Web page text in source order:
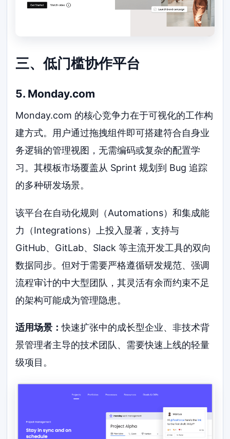
三、低门槛协作平台
5. Monday.com
Monday.com 的核心竞争力在于可视化的工作构
建方式。用户通过拖拽组件即可搭建符合自身业
务逻辑的管理视图，无需编码或复杂的配置学
习。其模板市场覆盖从 Sprint 规划到 Bug 追踪
的多种研发场景。
该平台在自动化规则（Automations）和集成能
力（Integrations）上投入显著，支持与
GitHub、GitLab、Slack 等主流开发工具的双向
数据同步。但对于需要严格遵循研发规范、强调
流程审计的中大型团队，其灵活有余而约束不足
的架构可能成为管理隐患。
适用场景：快速扩张中的成长型企业、非技术背
景管理者主导的技术团队、需要快速上线的轻量
级项目。